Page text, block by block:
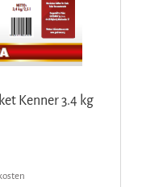
Kenner 3.4 kg